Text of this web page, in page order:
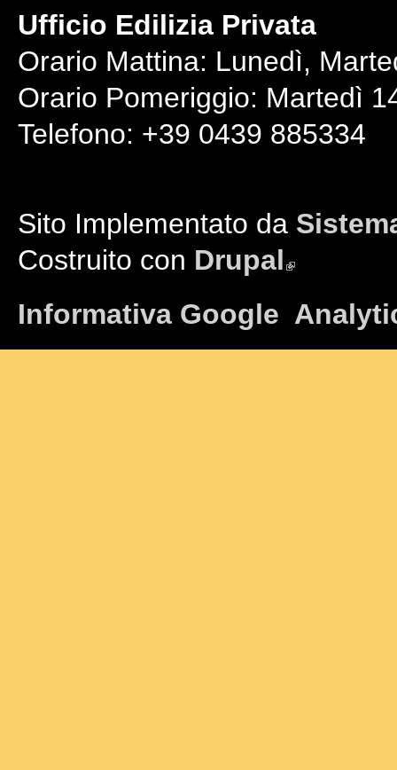
Ufficio Edilizia Privata
Orario Mattina: Lunedì,
Orario Pomeriggio: Martedì
Telefono: +39 0439 885334
Sito Implementato da
Costruito con Drupal
Informativa Google